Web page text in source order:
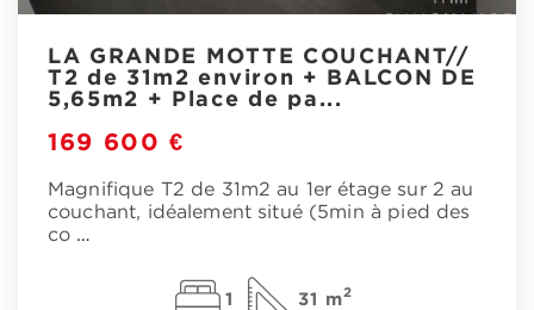
LA GRANDE MOTTE COUCHANT//
T2 de 31m2 environ + BALCON DE
5,65m2 + Place de pa...
169 600 €
Magnifique T2 de 31m2 au 1er étage sur 2 au
couchant, idéalement situé (5min à pied des
co …
1 31 m2